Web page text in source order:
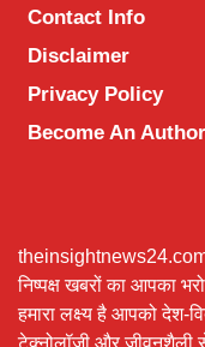
Contact Info
Disclaimer
Privacy Policy
Become An Author
निष्पक्ष खबरों का आपका
हमारा लक्ष्य है आपको देश-